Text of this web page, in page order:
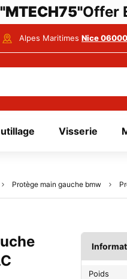
"MTECH75"Offer
Alpes Maritimes Nice 06000
Visserie
Protège main gauche bmw
Poids